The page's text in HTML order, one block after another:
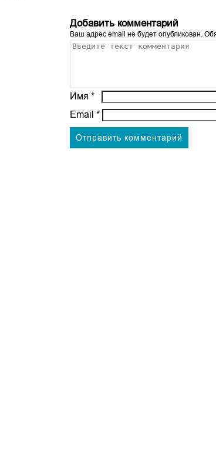
Добавить комментарий
Ваш адрес email не будет опубликован.
Имя*
Email*